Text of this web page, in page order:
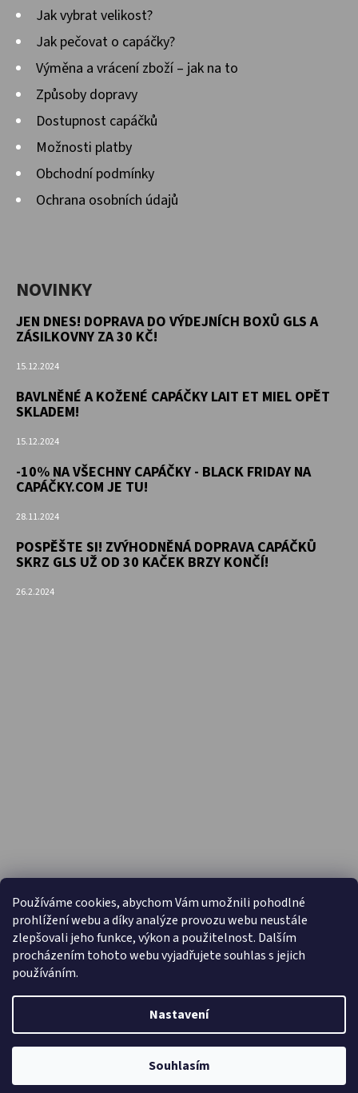
Používáme cookies, abychom Vám umožnili pohodlné
prohlížení webu a díky analýze provozu webu neustále
zlepšovali jeho funkce, výkon a použitelnost. Dalším
procházením tohoto webu vyjadřujete souhlas s jejich
používáním.
Nastavení
Souhlasím
Jak vybrat velikost?
Jak pečovat o capáčky?
Výměna a vrácení zboží – jak na to
Způsoby dopravy
Dostupnost capáčků
Možnosti platby
Obchodní podmínky
Ochrana osobních údajů
NOVINKY
JEN DNES! DOPRAVA DO VÝDEJNÍCH BOXŮ GLS A
ZÁSILKOVNY ZA 30 KČ!
15.12.2024
BAVLNĚNÉ A KOŽENÉ CAPÁČKY LAIT ET MIEL OPĚT
SKLADEM!
15.12.2024
-10% NA VŠECHNY CAPÁČKY - BLACK FRIDAY NA
CAPÁČKY.COM JE TU!
28.11.2024
POSPĚŠTE SI! ZVÝHODNĚNÁ DOPRAVA CAPÁČKŮ
SKRZ GLS UŽ OD 30 KAČEK BRZY KONČÍ!
26.2.2024
PŘIJÍMÁME ONLINE PLATBY
Vytvořil Shoptet
Copyright 2026Capáčky.com. Všechna práva vyhrazena.